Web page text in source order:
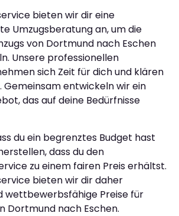
bieten wir dir eine
Umzugsberatung an, um die
von Dortmund nach Eschen
Unsere professionellen
sich Zeit für dich und klären
Gemeinsam entwickeln wir ein
das auf deine Bedürfnisse
du ein begrenztes Budget hast
dass du den
zu einem fairen Preis erhältst.
bieten wir dir daher
wettbewerbsfähige Preise für
Dortmund nach Eschen.